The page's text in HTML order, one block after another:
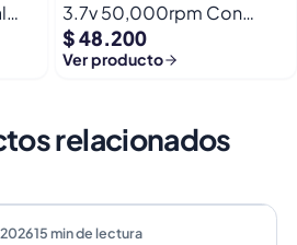
3.7v 50,000rpm Con
Helices Micro Fpv
$ 48.200
Ver producto
relacionados
15min de lectura